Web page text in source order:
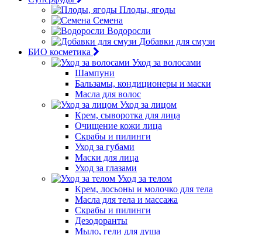
Плоды, ягоды
Семена
Водоросли
Добавки для смузи
БИО косметика
Уход за волосами
Шампуни
Бальзамы, кондиционеры и маски
Масла для волос
Уход за лицом
Крем, сыворотка для лица
Очищение кожи лица
Скрабы и пилинги
Уход за губами
Маски для лица
Уход за глазами
Уход за телом
Крем, лосьоны и молочко для тела
Масла для тела и массажа
Скрабы и пилинги
Дезодоранты
Мыло, гели для душа